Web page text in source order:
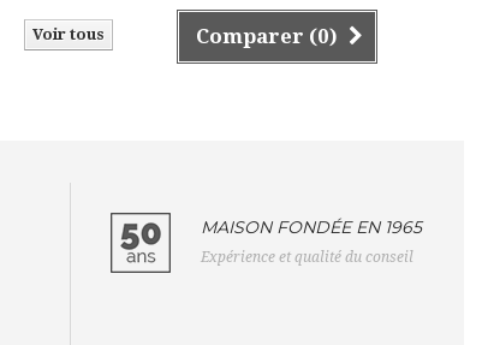
Comparer (0)
Voir tous
MAISON FONDÉE EN 1965
Expérience et qualité du conseil